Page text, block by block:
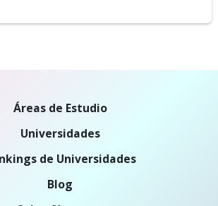
Áreas de Estudio
Universidades
de Universidades
Blog